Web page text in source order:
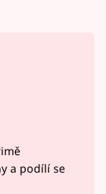
a podílí se